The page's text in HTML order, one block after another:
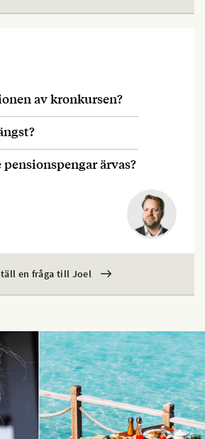
av kronkursen?
ärvas?
en fråga till Joel